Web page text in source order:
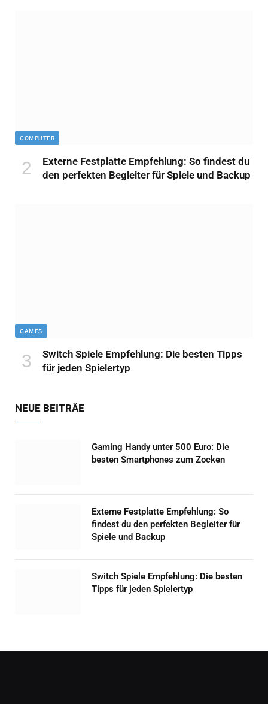
COMPUTER
Externe Festplatte Empfehlung: So findest du
den perfekten Begleiter für Spiele und Backup
GAMES
Switch Spiele Empfehlung: Die besten Tipps
für jeden Spielertyp
NEUE BEITRÄE
Gaming Handy unter 500 Euro: Die
besten Smartphones zum Zocken
Externe Festplatte Empfehlung: So
findest du den perfekten Begleiter für
Spiele und Backup
Switch Spiele Empfehlung: Die besten
Tipps für jeden Spielertyp